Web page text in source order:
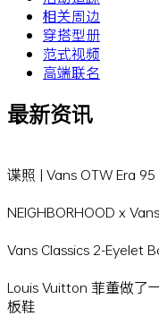
相关周边
穿搭型册
范式视频
高端联名
最新资讯
谍照 | Vans OTW Era
NEIGHBORHOOD x
Vans Classics 2-Eyelet
Louis Vuitton 菲董做了
板鞋